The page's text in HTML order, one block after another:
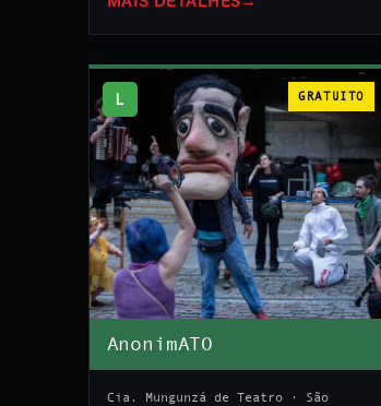
L GRATUITO
AnonimATO
Cia. Mungunzá de Teatro · São